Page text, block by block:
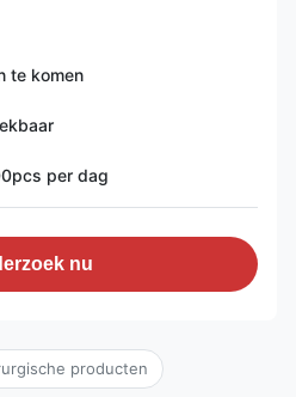
te komen
per dag
nu
producten